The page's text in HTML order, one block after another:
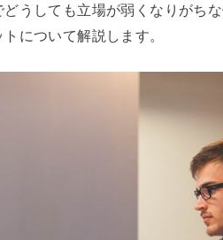
うしても立場が弱くなりがち
について解説します。